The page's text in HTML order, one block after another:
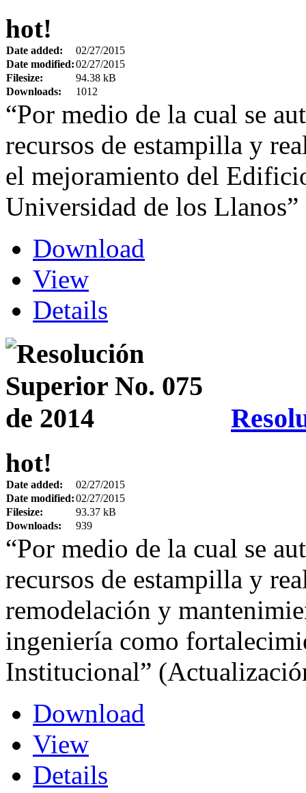
hot!
Date added:
02/27/2015
Date modified:02/27/2015
Filesize:
94.38 kB
Downloads:
1012
“Por medio de la cual se
recursos de estampilla y
el mejoramiento del
Universidad de los
Download
View
Details
hot!
Date added:
02/27/2015
Date modified:02/27/2015
Filesize:
93.37 kB
Downloads:
939
“Por medio de la cual se
recursos de estampilla y
remodelación y
ingeniería como
Institucional”
Download
View
Details